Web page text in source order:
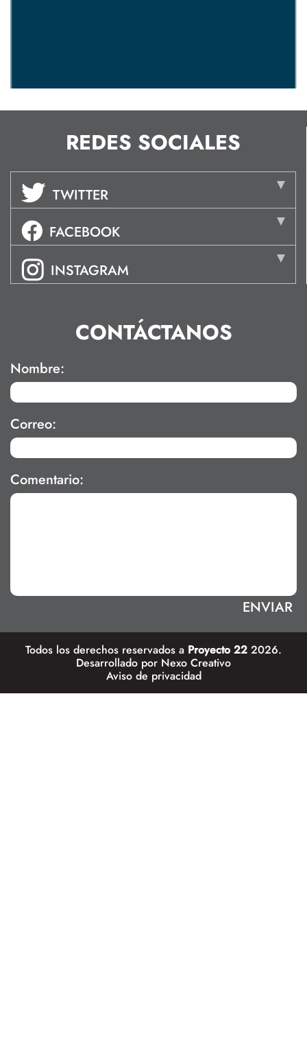
REDES SOCIALES
TWITTER
FACEBOOK
INSTAGRAM
CONTÁCTANOS
Nombre:
Correo:
Comentario:
Todos los derechos reservados a Proyecto 22 2026.
Desarrollado por Nexo Creativo
Aviso de privacidad